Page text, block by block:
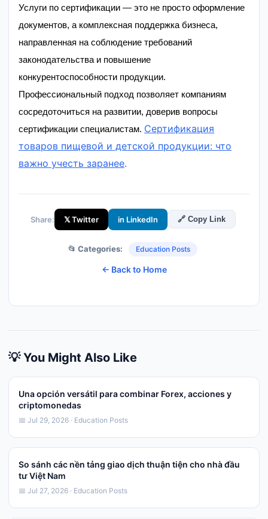
Услуги по сертификации — это не просто оформление
документов, а комплексная поддержка бизнеса,
направленная на соблюдение требований
законодательства и повышение
конкурентоспособности продукции.
Профессиональный подход позволяет компаниям
сосредоточиться на развитии, доверив вопросы
сертификации специалистам. Сертификация
товаров пищевой и детской продукции: что
важно учесть заранее.
Share: 𝕏 Twitter in LinkedIn 🔗 Copy Link
📂 Categories: Education Posts
← Back to Home
💡 You Might Also Like
Una opción versátil para combinar Forex, acciones y
criptomonedas
📅 Jul 29, 2026 · Education Posts
So sánh các nền tảng giao dịch thuận tiện cho nhà đầu
tư Việt Nam
📅 Jul 27, 2026 · Education Posts